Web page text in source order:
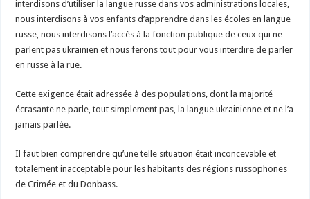
interdisons d’utiliser la langue russe dans vos administrations locales,
nous interdisons à vos enfants d’apprendre dans les écoles en langue
russe, nous interdisons l’accès à la fonction publique de ceux qui ne
parlent pas ukrainien et nous ferons tout pour vous interdire de parler
en russe à la rue.
Cette exigence était adressée à des populations, dont la majorité
écrasante ne parle, tout simplement pas, la langue ukrainienne et ne l’a
jamais parlée.
Il faut bien comprendre qu’une telle situation était inconcevable et
totalement inacceptable pour les habitants des régions russophones
de Crimée et du Donbass.